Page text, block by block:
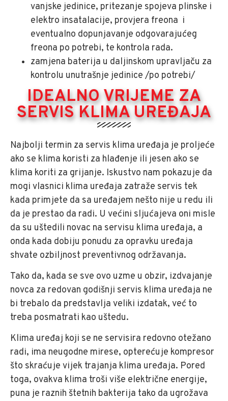
vanjske jedinice, pritezanje spojeva plinske i
elektro insatalacije, provjera freona i
eventualno dopunjavanje odgovarajućeg
freona po potrebi, te kontrola rada.
zamjena baterija u daljinskom upravljaču za
kontrolu unutrašnje jedinice /po potrebi/
IDEALNO VRIJEME ZA
SERVIS KLIMA UREĐAJA
Najbolji termin za servis klima uređaja je proljeće
ako se klima koristi za hlađenje ili jesen ako se
klima koriti za grijanje. Iskustvo nam pokazuje da
mogi vlasnici klima uređaja zatraže servis tek
kada primjete da sa uređajem nešto nije u redu ili
da je prestao da radi. U većini sljućajeva oni misle
da su uštedili novac na servisu klima uređaja, a
onda kada dobiju ponudu za opravku uređaja
shvate ozbiljnost preventivnog održavanja.
Tako da, kada se sve ovo uzme u obzir, izdvajanje
novca za redovan godišnji servis klima uređaja ne
bi trebalo da predstavlja veliki izdatak, već to
treba posmatrati kao uštedu.
Klima uređaj koji se ne servisira redovno otežano
radi, ima neugodne mirese, opterećuje kompresor
što skraćuje vijek trajanja klima uređaja. Pored
toga, ovakva klima troši više električne energije,
puna je raznih štetnih bakterija tako da ugrožava